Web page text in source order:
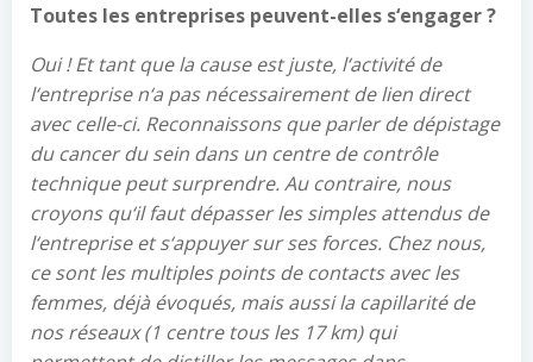
Toutes les entreprises peuvent-elles s‘engager?
Oui ! Ettant que la cause est juste, l‘activité de
l‘entreprise n‘a pas nécessairement de lien direct
avec celle-ci. Reconnaissons que parler de dépistage
du cancer du sein dans un centre de contrôle
technique peut surprendre. Au contraire, nous
croyons qu‘il faut dépasser les simples attendus de
l‘entreprise et s‘appuyer sur ses forces. Chez nous,
ce sont les multiples points de contacts avec les
femmes, déjà évoqués, mais aussi la capillarité de
nos réseaux (1 centre tous les 17 km) qui